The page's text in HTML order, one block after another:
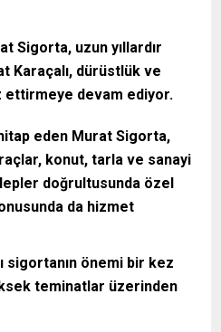
Sigorta, uzun yıllardır
Karaçalı, dürüstlük ve
ettirmeye devam ediyor.
eden Murat Sigorta,
konut, tarla ve sanayi
doğrultusunda özel
da hizmet
sigortanın önemi bir kez
teminatlar üzerinden